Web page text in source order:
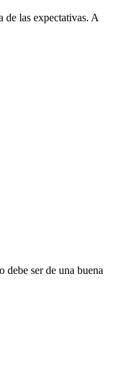
las expectativas. A
debe ser de una buena